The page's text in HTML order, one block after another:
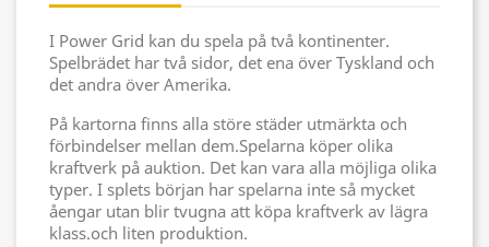
I Power Grid kan du spela på två kontinenter.
Spelbrädet har två sidor, det ena över Tyskland och
det andra över Amerika.
På kartorna finns alla störe städer utmärkta och
förbindelser mellan dem.Spelarna köper olika
kraftverk på auktion. Det kan vara alla möjliga olika
typer. I splets början har spelarna inte så mycket
åengar utan blir tvugna att köpa kraftverk av lägra
klass.och liten produktion.